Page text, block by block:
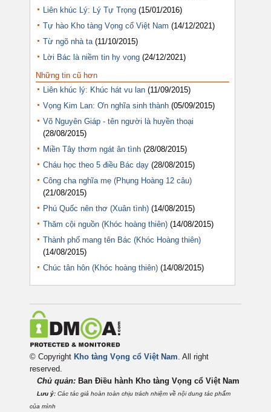
Liên khúc Lý: Lý Tự Trọng (15/01/2016)
Tự hào Kho tàng Vọng cổ Việt Nam (14/12/2021)
Từ ngõ nhà ta (11/10/2015)
Lời Bác là niềm tin hy vọng (24/12/2021)
Những tin cũ hơn
Liên khúc lý: Khúc hát vu lan (11/09/2015)
Vọng Kim Lan: Ơn nghĩa sinh thành (05/09/2015)
Võ Nguyên Giáp - tên người là huyền thoại
(28/08/2015)
Miền Tây thơm ngát ân tình (28/08/2015)
Cháu học theo 5 điều Bác dạy (28/08/2015)
Công cha nghĩa mẹ (Phụng Hoàng 12 câu)
(21/08/2015)
Phú Quốc nên thơ (Xuân tình) (14/08/2015)
Thăm cội nguồn (Khóc hoàng thiên) (14/08/2015)
Thành phố mang tên Bác (Khóc Hoàng thiên)
(14/08/2015)
Chúc tân hôn (Khóc hoàng thiên) (14/08/2015)
© Copyright Kho tàng Vọng cổ Việt Nam. All right
reserved.
Chủ quản: Ban Điều hành Kho tàng Vọng cổ Việt Nam
Lưu ý: Các tác giả hoàn toàn chịu trách nhiệm về nội dung tác phẩm
của mình